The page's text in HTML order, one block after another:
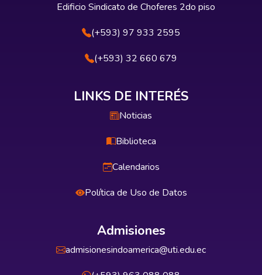
Edificio Sindicato de Choferes 2do piso
(+593) 97 933 2595
(+593) 32 660 679
LINKS DE INTERÉS
Noticias
Biblioteca
Calendarios
Política de Uso de Datos
Admisiones
admisionesindoamerica@uti.edu.ec